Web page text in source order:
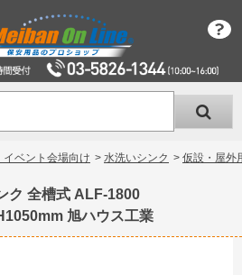
ベント会場向け > 水洗いシンク > 仮設・屋外
ク 全槽式 ALF-1800
旭ハウス工業